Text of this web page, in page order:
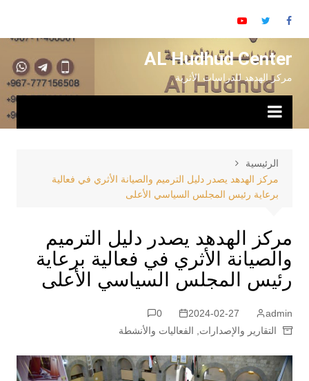
إ
AL Hudhud Center
مركز الهدهد للدراسات الأثرية
الرئيسية
مركز الهدهد يصدر دليل الترميم والصيانة الأثري في فعالية
برعاية رئيس المجلس السياسي الأعلى
مركز الهدهد يصدر دليل الترميم
والصيانة الأثري في فعالية برعاية
رئيس المجلس السياسي الأعلى
admin
2024-02-27
0
التقارير والإصدارات
الفعاليات والأنشطة